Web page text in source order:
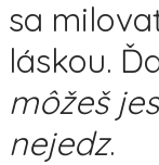
sa
láskou.
môžeš
nejedz.